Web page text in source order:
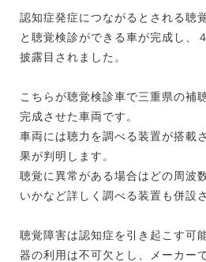
認知症発症につながるとされる聴
と聴覚検診ができる車が完成し、
披露目されました。
こちらが聴覚検診車で三重県の補
完成させた車両です。
車両には聴力を調べる装置が搭載
果が判明します。
聴覚に異常がある場合はどの周波
いかなど詳しく調べる装置も併設
聴覚障害は認知症を引き起こす可
器の利用は不可欠とし、メーカー